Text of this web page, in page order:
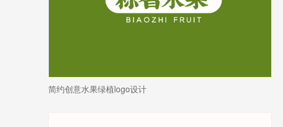
简约创意水果绿植logo设计